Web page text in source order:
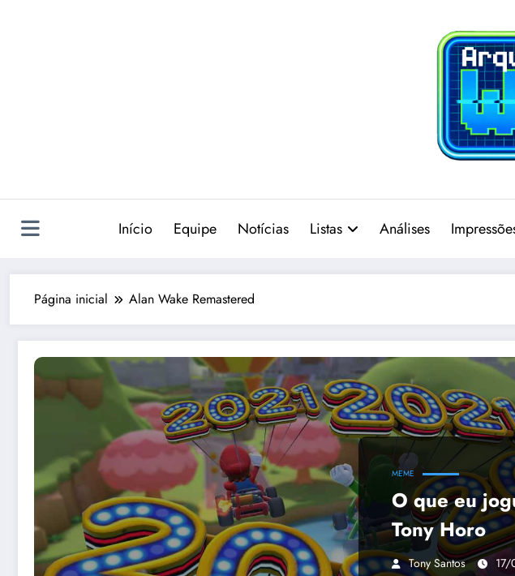
Início Equipe Notícias Listas Análises
Página inicial Alan Wake Remastered
MEME
O que eu
Tony Horo
Tony Santos